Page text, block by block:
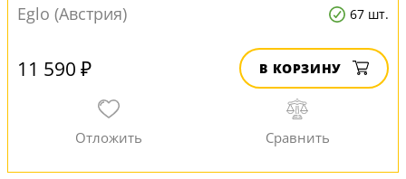
Eglo (Австрия) 67 шт.
11 590 ₽ В КОРЗИНУ